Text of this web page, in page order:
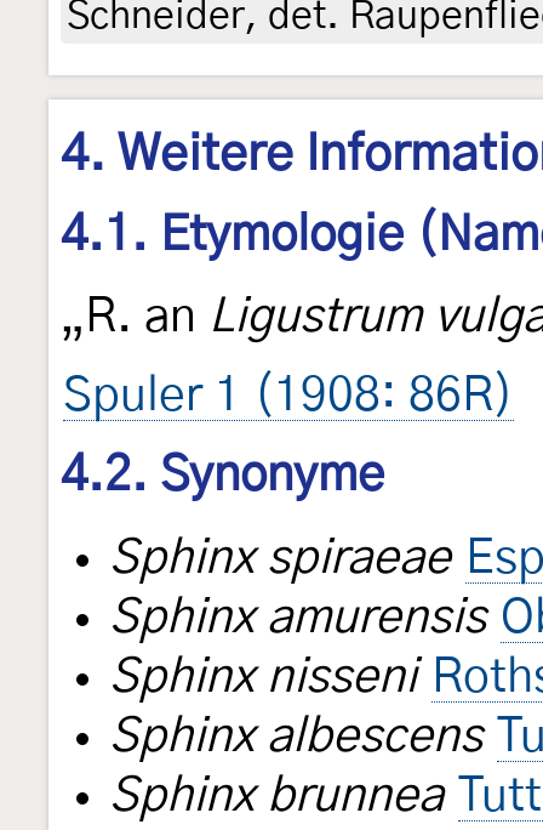
Schneider, det.
4. Weitere
4.1. Etymologie
„R. an Ligustrum
Spuler 1 (1908: 86R)
4.2. Synonyme
Sphinx spiraeae
Sphinx amurensis
Sphinx nisseni
Sphinx albescens
Sphinx brunnea